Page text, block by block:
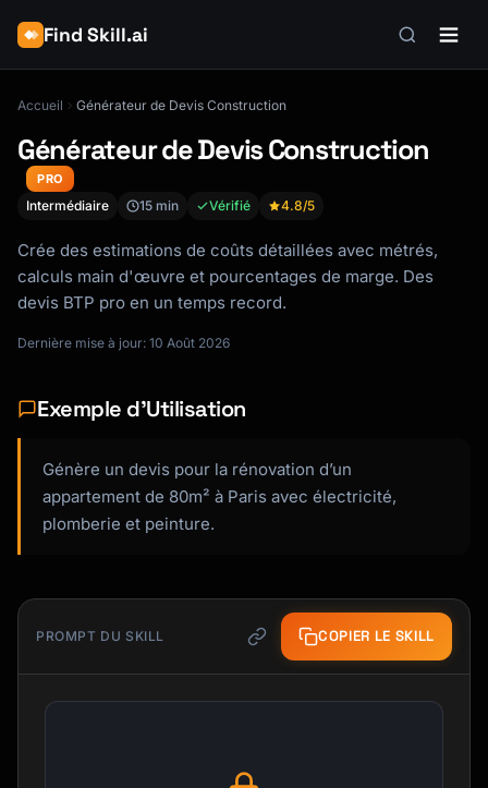
Find Skill.ai
Accueil Générateur de Devis Construction
Générateur de Devis Construction
PRO
Intermédiaire 15 min Vérifié 4.8/5
Crée des estimations de coûts détaillées avec métrés,
calculs main d'œuvre et pourcentages de marge. Des
devis BTP pro en un temps record.
Dernière mise à jour: 10 Août 2026
Exemple d'Utilisation
Génère un devis pour la rénovation d’un
appartement de 80m² à Paris avec électricité,
plomberie et peinture.
PROMPT DU SKILL COPIER LE SKILL